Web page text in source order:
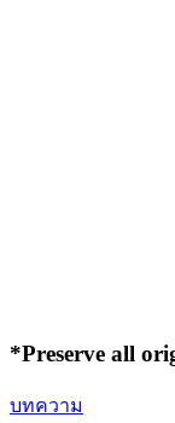
*Preserve all
บทความ